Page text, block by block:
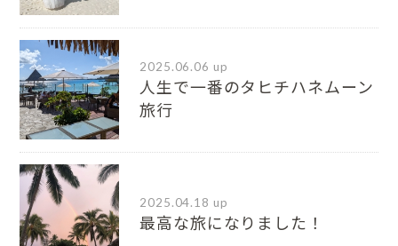
2025.06.06 up
人生で一番のタヒチハネムーン
旅行
2025.04.18 up
最高な旅になりました！